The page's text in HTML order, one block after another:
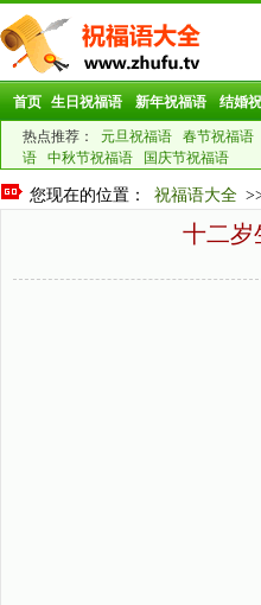
首页 生日祝福语 新年祝福语 结婚
热点推荐： 元旦祝福语 春节祝福语
语
中秋节祝福语 国庆节祝福语
您现在的位置： 祝福语大全
十二岁